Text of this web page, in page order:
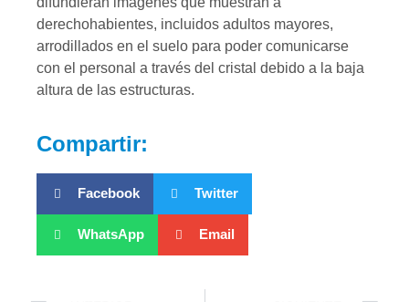
derechohabientes, incluidos adultos mayores,
arrodillados en el suelo para poder comunicarse
con el personal a través del cristal debido a la baja
altura de las estructuras.
Compartir:
Facebook Twitter
WhatsApp Email